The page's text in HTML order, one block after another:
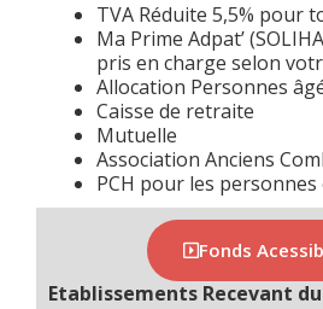
TVA Réduite 5,5% pour
Ma Prime Adpat’
pris en charge selon
Allocation Personnes
Caisse de retraite
Mutuelle
Association Anciens
PCH pour les
Fonds
Etablissements Recevant du